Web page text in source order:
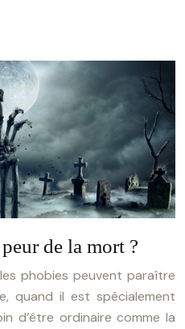
de la mort ?
phobies peuvent paraître
quand il est spécialement
d’être ordinaire comme la